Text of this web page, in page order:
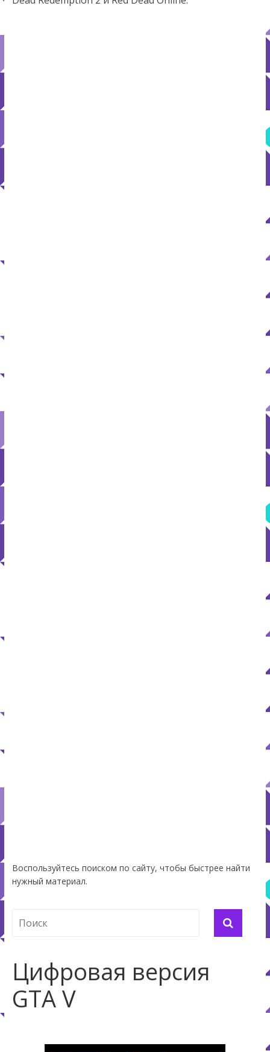
Воспользуйтесь поиском по сайту, чтобы быстрее найти
нужный материал.
Цифровая версия
GTA V